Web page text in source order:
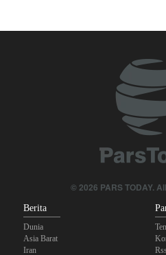
Militer Yaman Serang Kapal
Tiga Tujuan AS di Balik Eskalasi,
Legislator Iran: AS Akan Segera
© 2026 PARS TODAY.
Berita
Dunia
Asia Barat
Iran
Rss